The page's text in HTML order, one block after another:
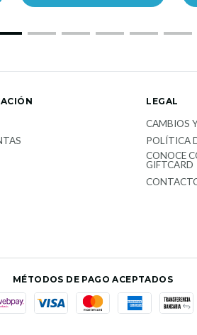
LEGAL
CAMBIOS
POLÍTICA
CONOCE
GIFTCARD
MÉTODOS DE PAGO ACEPTADOS